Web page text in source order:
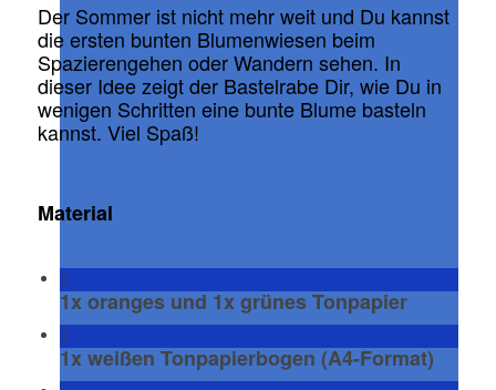
Der Sommer ist nicht mehr weit und Du kannst
die ersten bunten Blumenwiesen beim
Spazierengehen oder Wandern sehen. In
dieser Idee zeigt der Bastelrabe Dir, wie Du in
wenigen Schritten eine bunte Blume basteln
kannst. Viel Spaß!
Material
1x oranges und 1x grünes Tonpapier
1x weißen Tonpapierbogen (A4-Format)